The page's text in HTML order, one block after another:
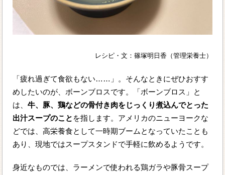
レシピ・文：篠塚明日香（管理栄養士）
「疲れ過ぎて食欲もない……」。そんなときにぜひおすす
めしたいのが、ボーンブロスです。「ボーンブロス」と
は、牛、豚、鶏などの骨付き肉をじっくり煮込んでとった
出汁スープのこと を指します。アメリカのニューヨークな
どでは、高栄養食として一時期ブームとなっていたことも
あり、現地ではスープスタンドで手軽に飲めるようです。
身近なものでは、ラーメンで使われる鶏ガラや豚骨スープ